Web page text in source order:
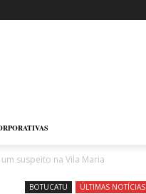
suspeito na Vila Maria
BOTUCATU ÚLTIMAS NOTÍCIAS